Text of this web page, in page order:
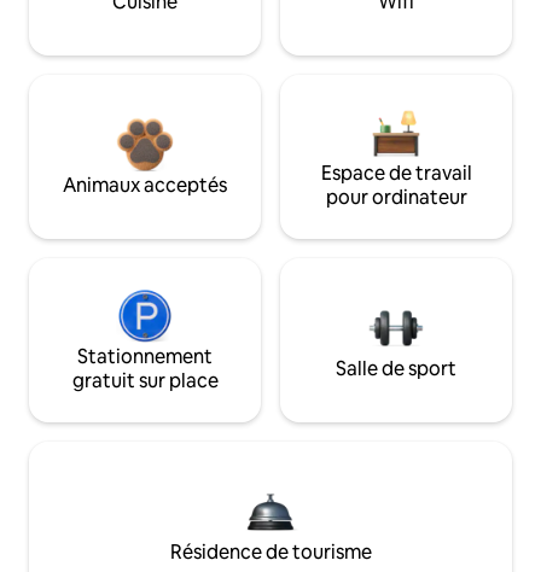
Animaux acceptés
Espace de travail
pour ordinateur
Stationnement
gratuit sur place
Salle de sport
Résidence de tourisme